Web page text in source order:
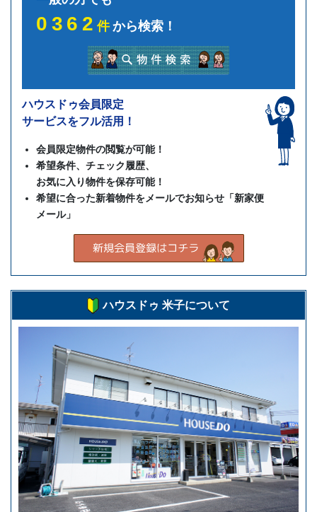
0362件から検索！
ハウスドゥ会員限定
サービスをフル活用！
会員限定物件の閲覧が可能！
希望条件、チェック履歴、
お気に入り物件を保存可能！
希望に合った新着物件をメールでお知らせ「新家便
メール」
ハウスドゥ 米子について